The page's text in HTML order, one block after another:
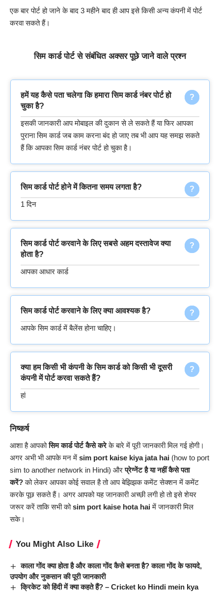
एक बार पोर्ट हो जाने के बाद 3 महीने बाद ही आप इसे किसी अन्य कंपनी में पोर्ट
करवा सकते हैं।
सिम कार्ड पोर्ट से संबंधित अक्सर पूछे जाने वाले प्रश्न
हमें यह कैसे पता चलेगा कि हमारा सिम कार्ड नंबर पोर्ट हो
चुका है?
इसकी जानकारी आप मोबाइल की दुकान से ले सकते हैं या फिर आपका
पुराना सिम कार्ड जब काम करना बंद हो जाए तब भी आप यह समझ सकते
हैं कि आपका सिम कार्ड नंबर पोर्ट हो चुका है।
सिम कार्ड पोर्ट होने में कितना समय लगता है?
1 दिन
सिम कार्ड पोर्ट करवाने के लिए सबसे अहम दस्तावेज क्या
होता है?
आपका आधार कार्ड
सिम कार्ड पोर्ट करवाने के लिए क्या आवश्यक है?
आपके सिम कार्ड में बैलेंस होना चाहिए।
क्या हम किसी भी कंपनी के सिम कार्ड को किसी भी दूसरी
कंपनी में पोर्ट करवा सकते हैं?
हां
निष्कर्ष
आशा है आपकोसिम कार्ड पोर्ट कैसे करेके बारे में पूरी जानकारी मिल गई होगी।
अगर अभी भी आपके मन में sim port kaise kiya jata hai (how to port
sim to another network in Hindi) औरप्रेग्नेंट है या नहीं कैसे पता
करें?को लेकर आपका कोई सवाल है तो आप बेझिझक कमेंट सेक्शन में कमेंट
करके पूछ सकते हैं। अगर आपको यह जानकारी अच्छी लगी हो तो इसे शेयर
जरूर करें ताकि सभी कोsim port kaise hota haiमें जानकारी मिल
सके।
You Might Also Like
काला गोंद क्या होता है और काला गोंद कैसे बनता है? काला गोंद के फायदे,
उपयोग और नुकसान की पूरी जानकारी
क्रिकेट को हिंदी में क्या कहते हैं? – Cricket ko Hindi mein kya